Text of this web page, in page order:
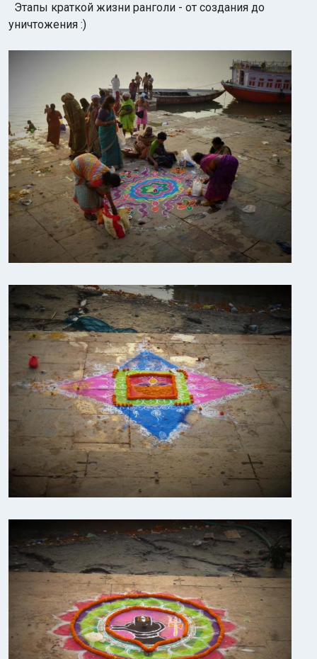
Этапы краткой жизни ранголи - от создания до
уничтожения :)